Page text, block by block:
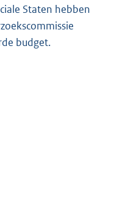
Staten hebben
budget.